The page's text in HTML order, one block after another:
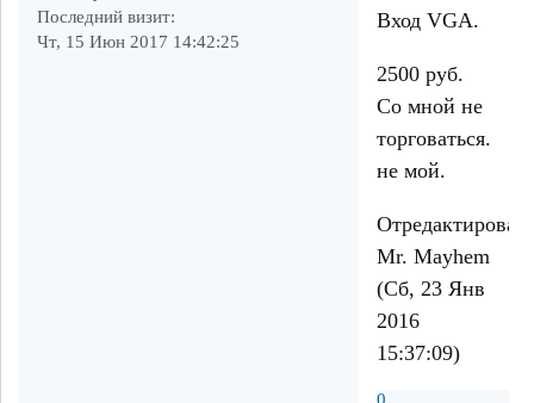
Последний визит:
Чт, 15 Июн 2017 14:42:25
Вход VGA.
2500 руб.
Со мной не
торговаться.
не мой.
Mr. Mayhem
(Сб, 23 Янв
2016
15:37:09)
0